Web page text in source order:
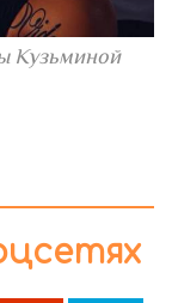
Кузьминой